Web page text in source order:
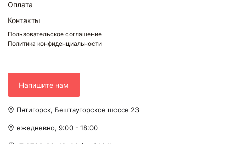
Оплата
Контакты
Пользовательское соглашение
Политика конфиденциальности
Напишите нам
Пятигорск, Бештаугорское шоссе 23
ежедневно, 9:00 - 18:00